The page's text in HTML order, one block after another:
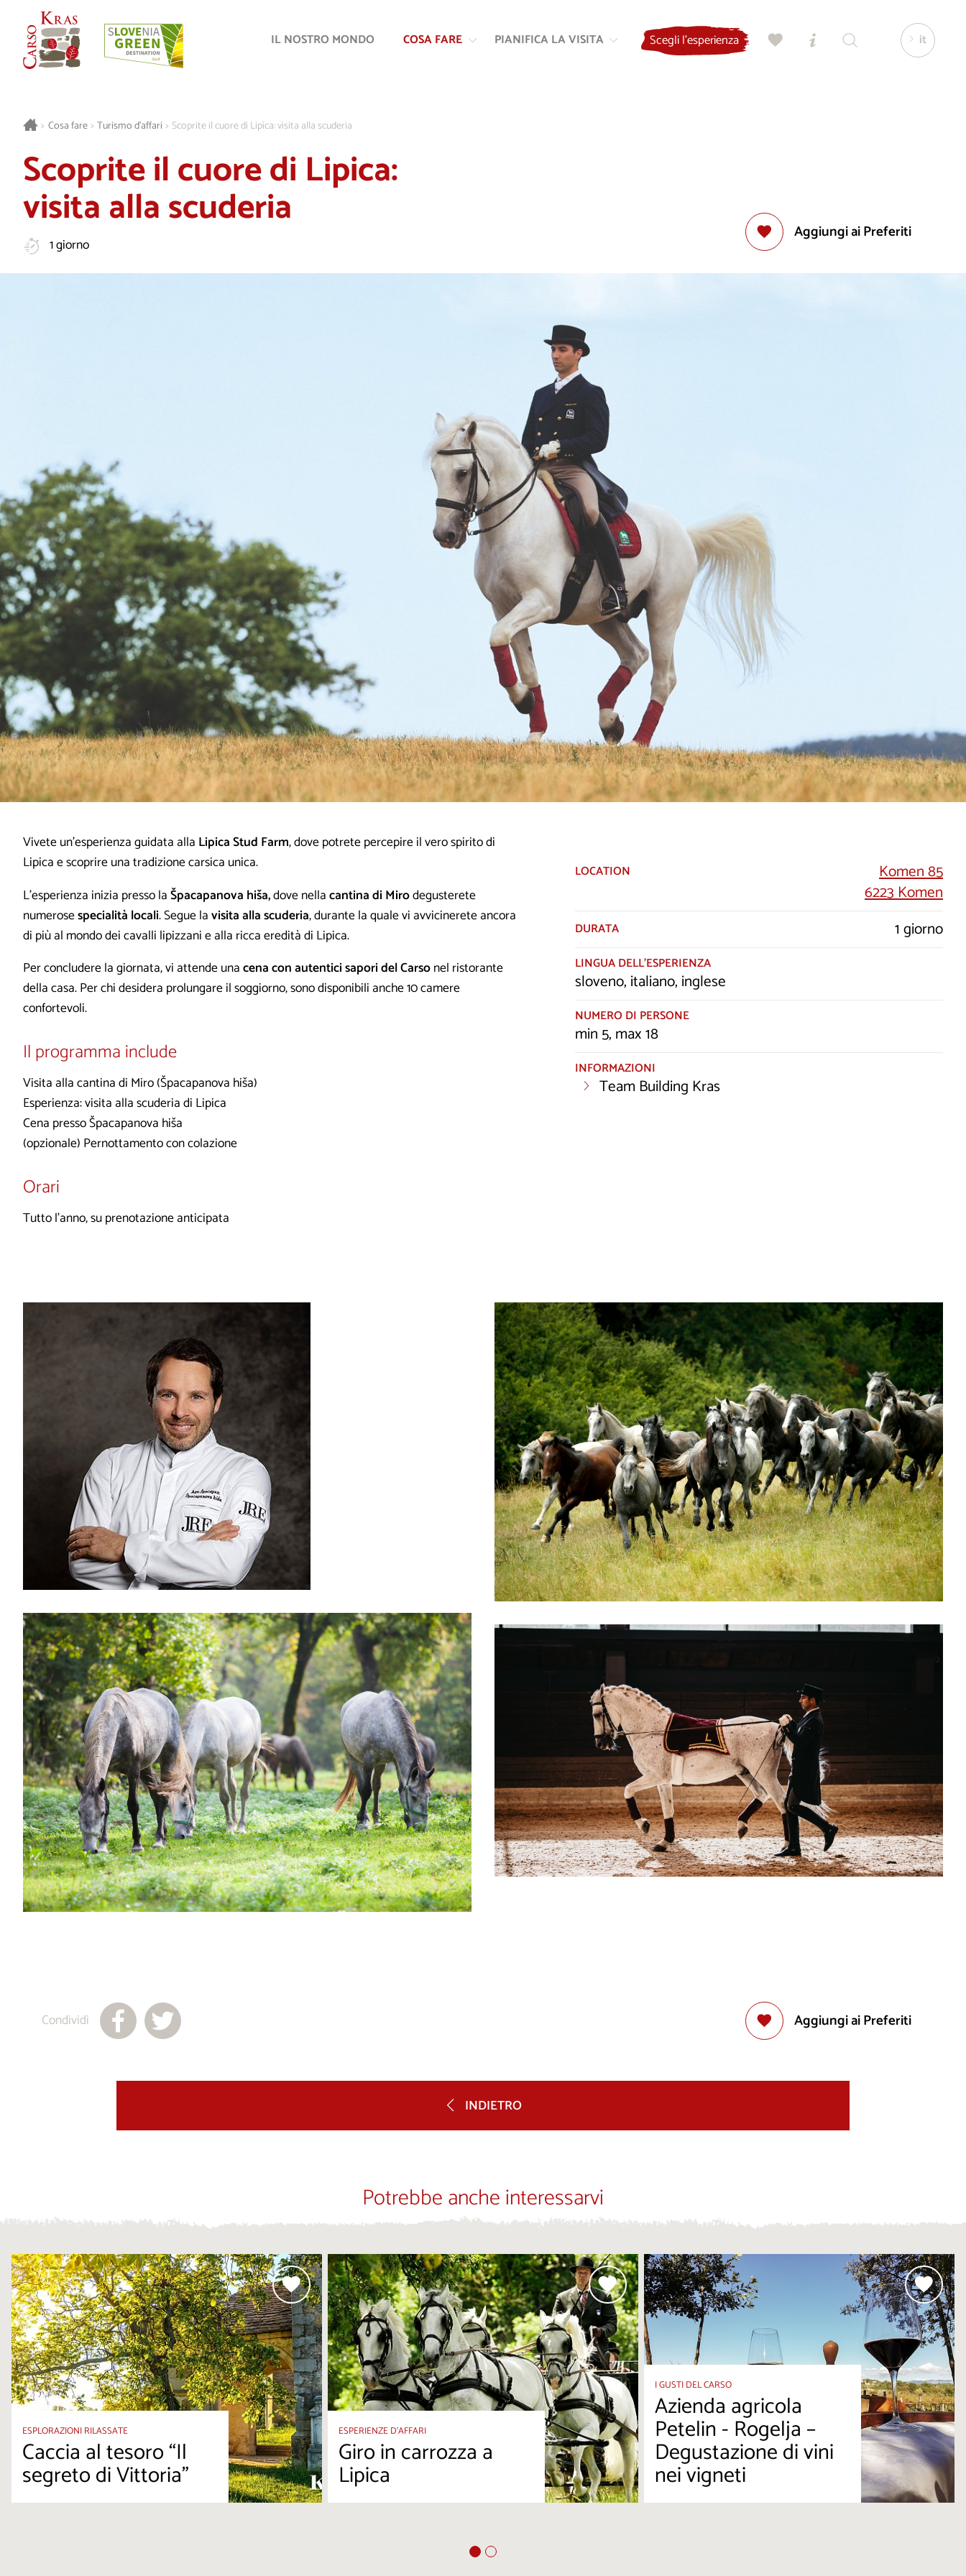
alla
IL NOSTRO MONDO COSA FARE PIANIFICA LA VISITA Scegli l'esperienza it
> Cosa fare > Turismo d’affari > Scoprite il cuore di Lipica: visita alla scuderia
Scoprite il cuore di Lipica:
visita alla scuderia
1 giorno
Aggiungi ai Preferiti
Vivete un’esperienza guidata alla Lipica Stud Farm, dove potrete percepire il vero spirito di
Lipica e scoprire una tradizione carsica unica.
L’esperienza inizia presso laŠpacapanova hiša,dove nellacantina di Mirodegusterete
numerosespecialità locali. Segue lavisita alla scuderia, durante la quale vi avvicinerete ancora
di più al mondo dei cavalli lipizzani e alla ricca eredità di Lipica.
Per concludere la giornata, vi attende unacena con autentici sapori del Carsonel ristorante
della casa. Per chi desidera prolungare il soggiorno, sono disponibili anche 10 camere
confortevoli.
Il programma include
Visita alla cantina di Miro (Špacapanova hiša)
Esperienza: visita alla scuderia di Lipica
Cena presso Špacapanova hiša
(opzionale) Pernottamento con colazione
Orari
Tutto l’anno, su prenotazione anticipata
LOCATION
Komen 85
6223 Komen
DURATA 1 giorno
LINGUA DELL’ESPERIENZA
sloveno, italiano, inglese
NUMERO DI PERSONE
min 5, max 18
INFORMAZIONI
Team Building Kras
Aggiungi ai Preferiti
Condividi
INDIETRO
Potrebbe anche interessarvi
ESPLORAZIONI RILASSATE
Caccia al tesoro “Il
segreto di Vittoria”
ESPERIENZE D’AFFARI
Giro in carrozza a
Lipica
I GUSTI DEL CARSO
Azienda agricola
Petelin - Rogelja –
Degustazione di vini
nei vigneti